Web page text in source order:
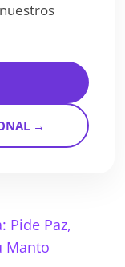
→
Pide Paz,
Manto